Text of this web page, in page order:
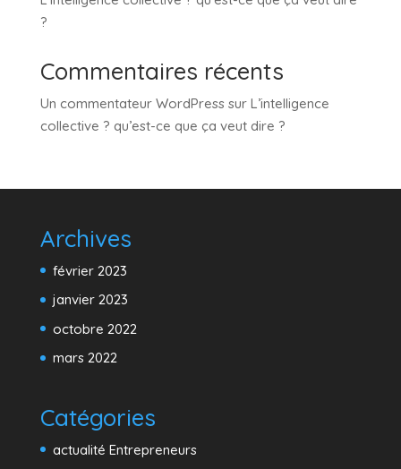
?
Commentaires récents
Un commentateur WordPress sur L’intelligence
collective ? qu’est-ce que ça veut dire ?
Archives
février 2023
janvier 2023
octobre 2022
mars 2022
Catégories
actualité Entrepreneurs